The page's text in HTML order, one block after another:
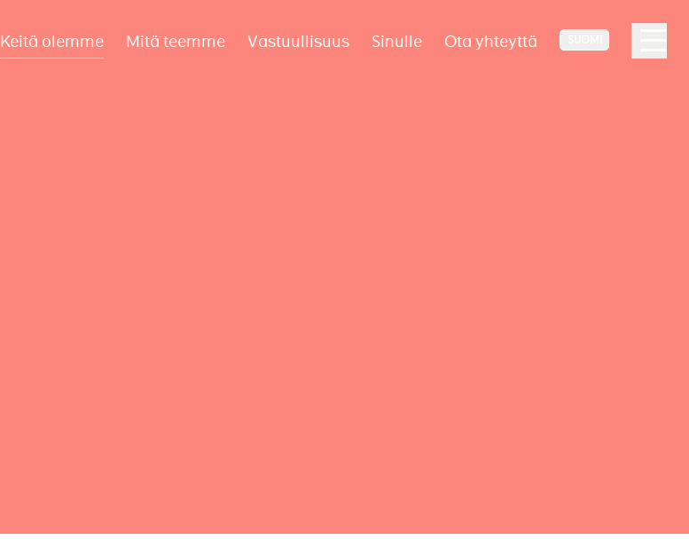
Keitä olemme Mitä teemme Vastuullisuus Sinulle Ota yhteyttä